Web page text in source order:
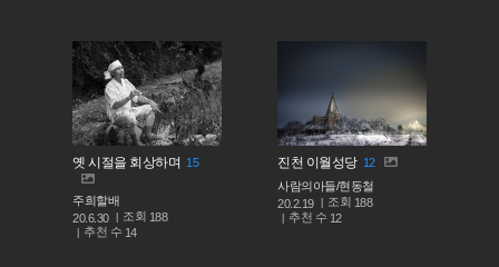
옛 시절을 회상하며 15
주희할배
20.6.30
조회 188
추천 수 14
진천 이월성당 12
사람의아들/현동철
20.2.19
조회 188
추천 수 12